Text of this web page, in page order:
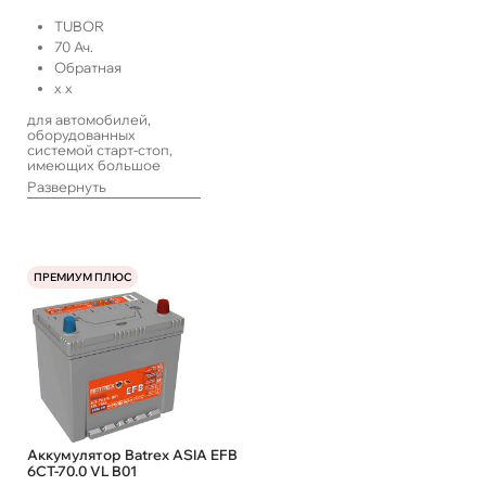
TUBOR
70Ач.
Обратная
x x
для автомобилей,
оборудованных
системой старт-стоп,
имеющих большое
количество
энергопотребителей,
Развернуть
ПРЕМИУМ ПЛЮС
Аккумулятор Batrex ASIA EFB
6СТ-70.0 VL B01